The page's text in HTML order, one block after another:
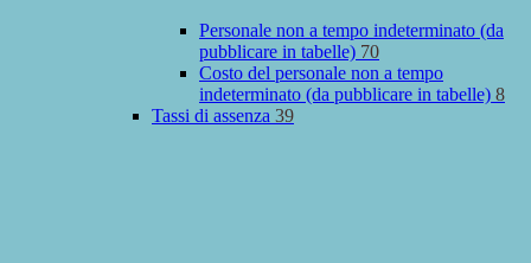
Personale non a tempo indeterminato (da
pubblicare in tabelle) 70
Costo del personale non a tempo
indeterminato (da pubblicare in tabelle) 8
Tassi di assenza 39